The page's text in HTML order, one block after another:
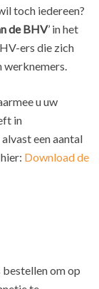
toch iedereen?
de BHV’ in het
ers die zich
werknemers.
u uw
in
een aantal
Download de
om op